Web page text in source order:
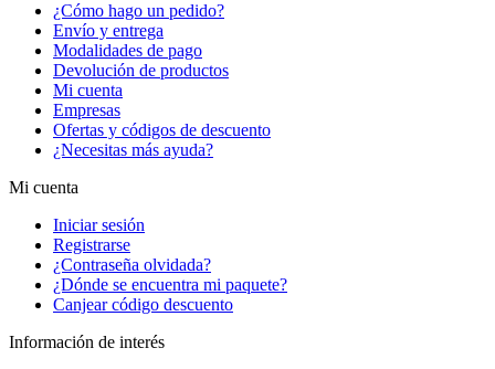
¿Cómo hago un pedido?
Envío y entrega
Modalidades de pago
Devolución de productos
Mi cuenta
Empresas
Ofertas y códigos de descuento
¿Necesitas más ayuda?
Mi cuenta
Iniciar sesión
Registrarse
¿Contraseña olvidada?
¿Dónde se encuentra mi paquete?
Canjear código descuento
Información de interés